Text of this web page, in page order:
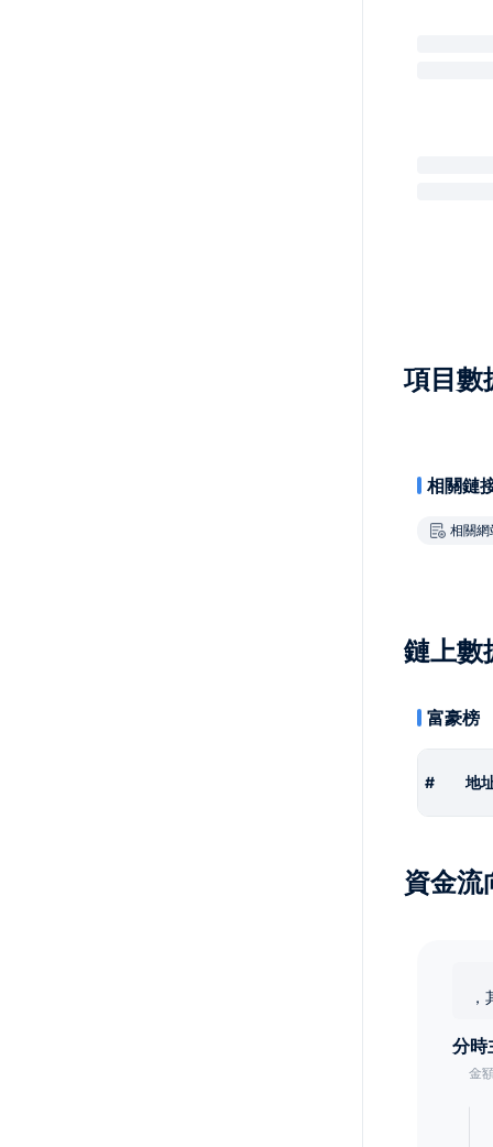
項目數
相關鏈
相關網
鏈上數
富豪榜
# 地
資金流
分時